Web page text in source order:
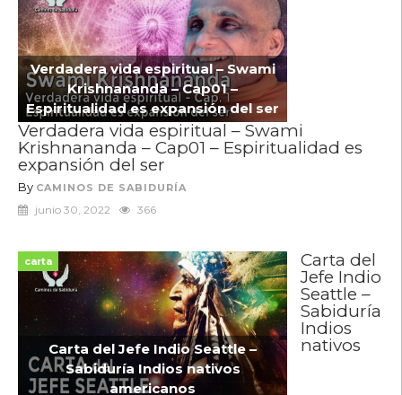
Verdadera vida espiritual – Swami
Krishnananda – Cap01 –
Espiritualidad es expansión del ser
Verdadera vida espiritual – Swami
Krishnananda – Cap01 – Espiritualidad es
expansión del ser
By CAMINOS DE SABIDURÍA
junio 30, 2022 366
carta
Carta del Jefe Indio Seattle –
Sabiduría Indios nativos
americanos
Carta del
Jefe Indio
Seattle –
Sabiduría
Indios
nativos